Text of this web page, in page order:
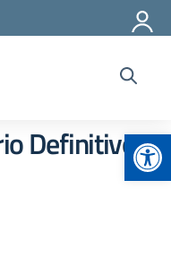
Definitivo